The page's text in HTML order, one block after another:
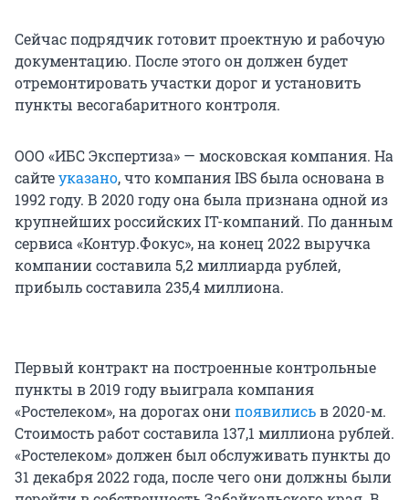
Сейчас подрядчик готовит проектную и рабочую
документацию. После этого он должен будет
отремонтировать участки дорог и установить
пункты весогабаритного контроля.
ООО «ИБС Экспертиза» — московская компания. На
сайтеуказано, что компания IBS была основана в
1992 году. В 2020 году она была признана одной из
крупнейших российских IT-компаний. По данным
сервиса «Контур.Фокус», на конец 2022 выручка
компании составила 5,2 миллиарда рублей,
прибыль составила 235,4 миллиона.
Первый контракт на построенные контрольные
пункты в 2019 году выиграла компания
«Ростелеком», на дорогах онипоявилисьв 2020-м.
Стоимость работ составила 137,1 миллиона рублей.
«Ростелеком» должен был обслуживать пункты до
31 декабря 2022 года, после чего они должны были